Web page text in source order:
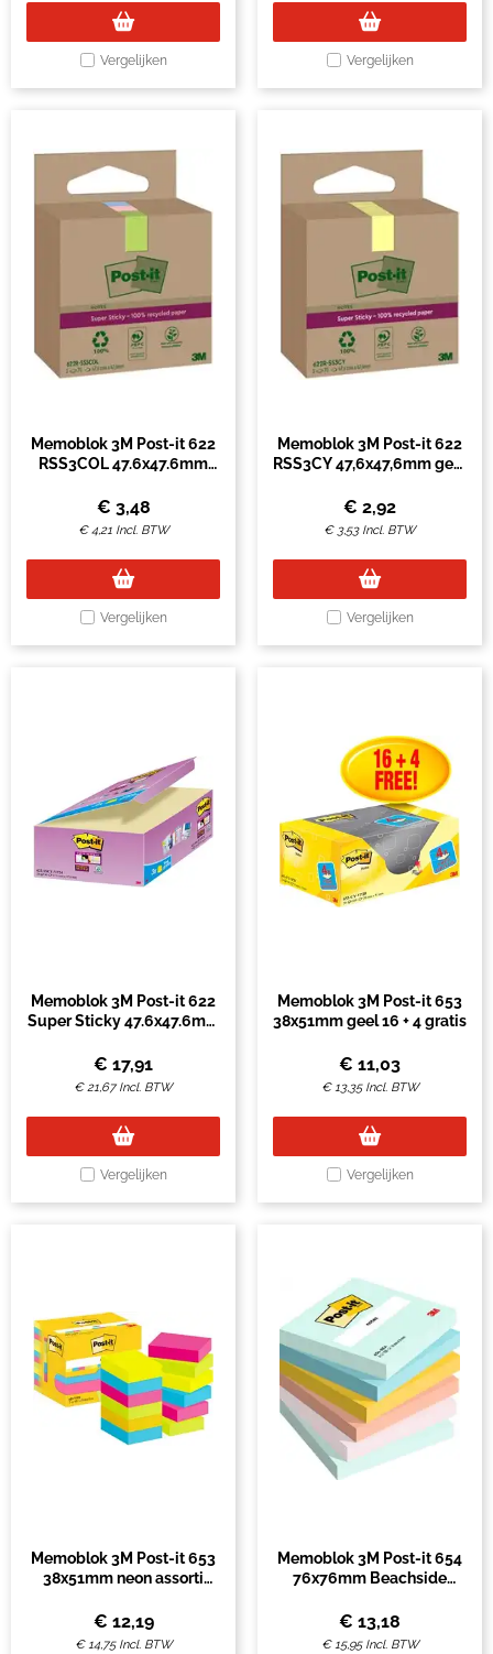
Vergelijken Vergelijken
Memoblok 3M Post-it 622
RSS3COL 47.6x47.6mm
€ 3,48
€4,21 Incl. BTW
Vergelijken
Memoblok 3M Post-it 622
RSS3CY 47,6x47,6mm geel
€ 2,92
€ 3,53 Incl. BTW
Vergelijken
Memoblok 3M Post-it 622
Super Sticky 47.6x47.6mm
€ 17,91
€21,67 Incl. BTW
Vergelijken
Memoblok 3M Post-it 653
38x51mm geel 16 + 4 gratis
€ 11,03
€13,35 Incl. BTW
Vergelijken
Memoblok 3M Post-it 653
38x51mm neon assorti
€ 12,19
€14,75 Incl. BTW
Memoblok 3M Post-it 654
76x76mm Beachside
€ 13,18
€15,95 Incl. BTW